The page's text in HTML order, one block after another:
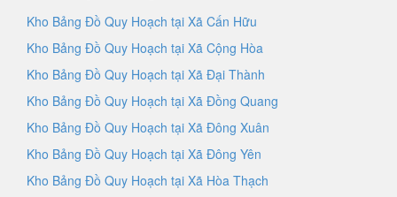
Kho Bảng Đồ Quy Hoạch tại Xã Cấn Hữu
Kho Bảng Đồ Quy Hoạch tại Xã Cộng Hòa
Kho Bảng Đồ Quy Hoạch tại Xã Đại Thành
Kho Bảng Đồ Quy Hoạch tại Xã Đồng Quang
Kho Bảng Đồ Quy Hoạch tại Xã Đông Xuân
Kho Bảng Đồ Quy Hoạch tại Xã Đông Yên
Kho Bảng Đồ Quy Hoạch tại Xã Hòa Thạch